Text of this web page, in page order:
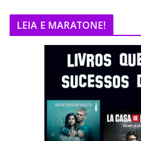
LEIA E MARATONE!